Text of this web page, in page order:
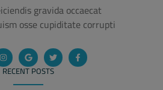
gravida occaecat
osse cupiditate corrupti.
RECENT POSTS